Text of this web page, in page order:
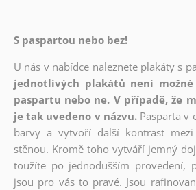
S paspartou nebo bez!
U nás v nabídce naleznete plakáty s
jednotlivých plakátů není
paspartu nebo ne. V případě, že
je tak uvedeno v názvu. Pasparta v
barvy a vytvoří další kontrast
stěnou. Kromě toho vytváří jemný
toužíte po jednodušším provedení,
jsou pro vás to pravé. Jsou